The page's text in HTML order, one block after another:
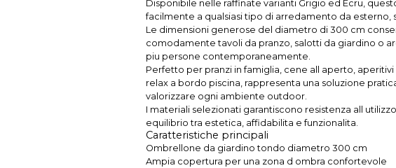
Disponibile nelle raffinate varianti Grigio ed Ecru,
facilmente a qualsiasi tipo di arredamento da esterno,
Le dimensioni generose del diametro di 300 cm
comodamente tavoli da pranzo, salotti da giardino o
piu persone contemporaneamente.
Perfetto per pranzi in famiglia, cene all aperto,
relax a bordo piscina, rappresenta una soluzione
valorizzare ogni ambiente outdoor.
I materiali selezionati garantiscono resistenza all
equilibrio tra estetica, affidabilita e funzionalita.
Caratteristiche principali
Ombrellone da giardino tondo diametro 300 cm
Ampia copertura per una zona d ombra confortevole